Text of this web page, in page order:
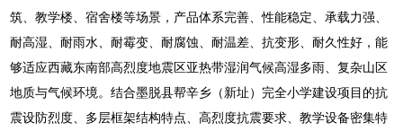
筑、教学楼、宿舍楼等场景，产品体系完善、性能稳定、承载力强、
耐高湿、耐雨水、耐霉变、耐腐蚀、耐温差、抗变形、耐久性好，能
够适应西藏东南部高烈度地震区亚热带湿润气候高湿多雨、复杂山区
地质与气候环境。结合墨脱县帮辛乡（新址）完全小学建设项目的抗
震设防烈度、多层框架结构特点、高烈度抗震要求、教学设备密集特